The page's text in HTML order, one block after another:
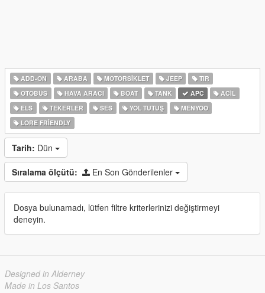
ADD-ON ARABA MOTORSIKLET JEEP
TIR
OTOBÜS
HAVA ARACI BOAT TANK APC
ACIL
ELS
TEKERLER SES YOL TUTUŞ
MENYOO
LORE FRIENDLY
Tarih: Dün
Sıralama ölçütü: En Son Gönderilenler
Dosya bulunamadı, lütfen filtre kriterlerinizi değiştirmeyi
deneyin.
Designed in Alderney
Made in Los Santos